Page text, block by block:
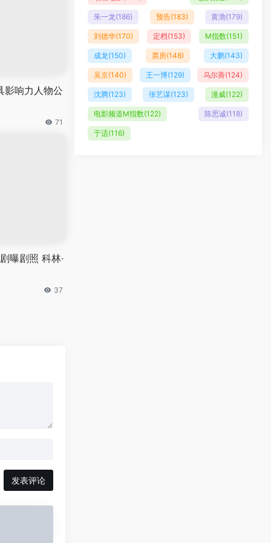
响力人物公
71
曝剧照 科林·
37
发表评论
朱一龙(186) 预告(183) 黄渤(179)
刘德华(170) 定档(153) M指数(151)
成龙(150) 票房(148) 大鹏(143)
吴京(140) 王一博(129) 乌尔善(124)
沈腾(123) 张艺谋(123) 漫威(122)
电影频道M指数(122) 陈思诚(118)
于适(116)